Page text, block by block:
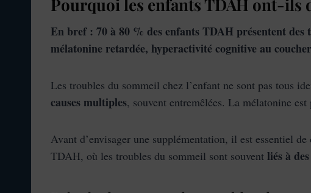
Pourquoi les enfants TDAH ont-ils
En bref : 70 à 80 % des enfants TDAH présentent
mélatonine retardée, hyperactivité cognitive au
Les troubles du sommeil chez l’enfant ne sont pas tous
causes multiples, souvent entremêlées. La mélatonine
Avant d’envisager une supplémentation, il est essentiel de
TDAH, où les troubles du sommeil sont souvent liés à